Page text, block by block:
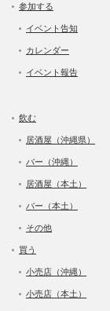
参加する
イベント告知
カレンダー
イベント報告
飲む
居酒屋（沖縄県）
バー（沖縄）
居酒屋（本土）
バー（本土）
その他
買う
小売店（沖縄）
小売店（本土）